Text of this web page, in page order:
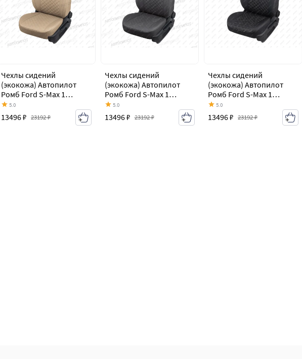
Чехлы сидений
(экокожа) Автопилот
Ромб Ford S-Max 1
дорестайлинг (2006-
2010)
5.0
13496 ₽ 23192 ₽
Чехлы сидений
(экокожа) Автопилот
Ромб Ford S-Max 1
дорестайлинг (2006-
2010)
5.0
13496 ₽ 23192 ₽
Чехлы сидений
(экокожа) Автопилот
Ромб Ford S-Max 1
дорестайлинг (2006-
2010)
5.0
13496 ₽ 23192 ₽